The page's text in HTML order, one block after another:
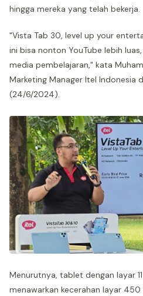
hingga mereka yang telah bekerja.
"Vista Tab 30, level up your
ini bisa nonton YouTube lebih
media pembelajaran," kata
Marketing Manager Itel Indonesia
(24/6/2024).
Menurutnya, tablet dengan layar
menawarkan kecerahan layar 450